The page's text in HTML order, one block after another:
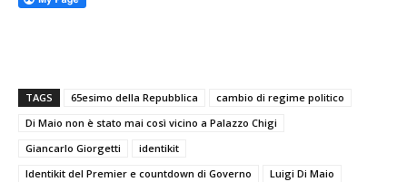
TAGS 65esimo della Repubblica
cambio di regime politico
Di Maio non è stato mai così vicino a Palazzo Chigi
Giancarlo Giorgetti
identikit
Identikit del Premier e countdown di Governo
Luigi Di Maio